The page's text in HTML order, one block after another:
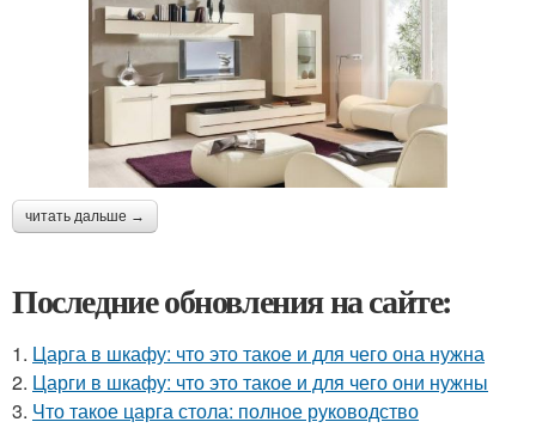
читать дальше →
Последние обновления на сайте:
1. Царга в шкафу: что это такое и для чего она нужна
2. Царги в шкафу: что это такое и для чего они нужны
3. Что такое царга стола: полное руководство